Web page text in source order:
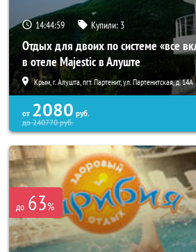
14:44:56 Купили: 3
Отдых для двоих по системе «все
в отеле Majestic в Алуште
Крым, г. Алушта, пгт. Партенит, ул. Партенитская, д. 14А
от 2080 руб.
до240770руб.
до 63%